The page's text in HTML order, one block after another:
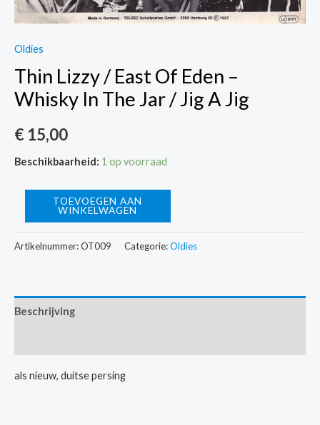
Oldies
Thin Lizzy / East Of Eden –
Whisky In The Jar / Jig A Jig
€ 15,00
Beschikbaarheid: 1 op voorraad
Eden
-
In
The
TOEVOEGEN AAN
WINKELWAGEN
Artikelnummer:OT009 Categorie:Oldies
Beschrijving
als nieuw, duitse persing